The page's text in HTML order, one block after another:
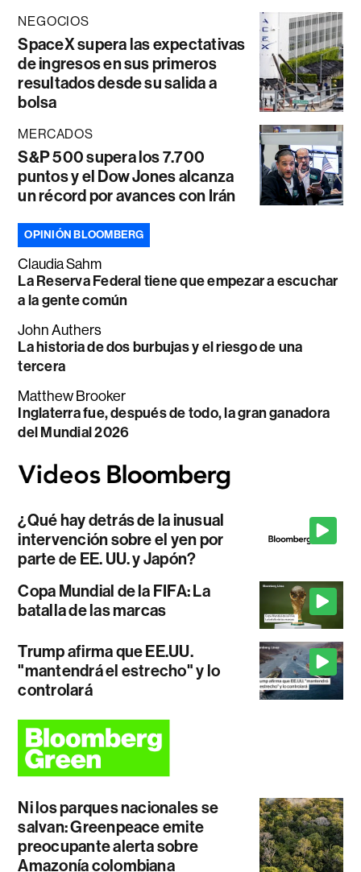
NEGOCIOS
SpaceX supera las expectativas
de ingresos en sus primeros
resultados desde su salida a
bolsa
MERCADOS
S&P 500 supera los 7.700
puntos y el Dow Jones alcanza
un récord por avances con Irán
OPINIÓN BLOOMBERG
Claudia Sahm
La Reserva Federal tiene que empezar a escuchar
a la gente común
John Authers
La historia de dos burbujas y el riesgo de una
tercera
Matthew Brooker
Inglaterra fue, después de todo, la gran ganadora
del Mundial 2026
¿Qué hay detrás de la inusual
intervención sobre el yen por
parte de EE. UU. y Japón?
Copa Mundial de la FIFA: La
batalla de las marcas
Trump afirma que EE.UU.
"mantendrá el estrecho" y lo
controlará
Ni los parques nacionales se
salvan: Greenpeace emite
preocupante alerta sobre
Amazonía colombiana